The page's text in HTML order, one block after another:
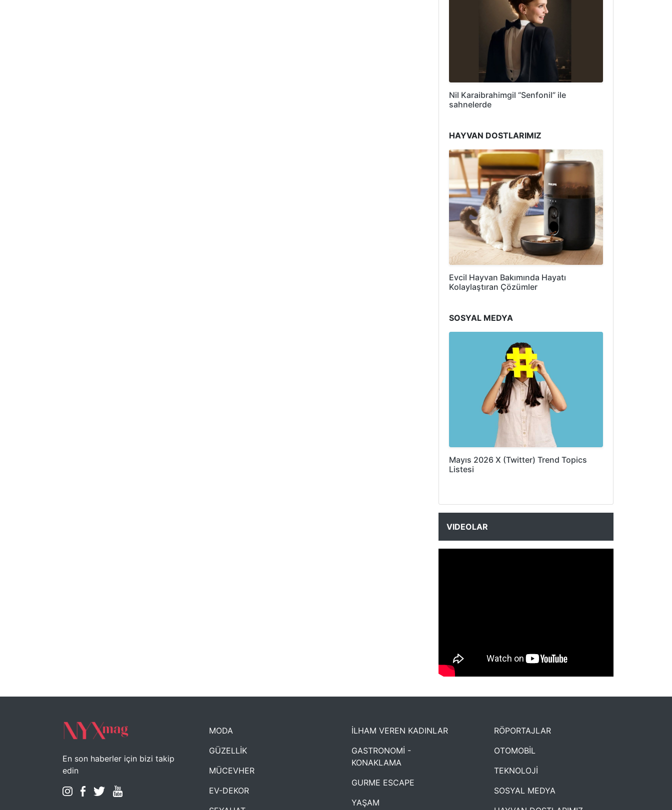
Nil Karaibrahimgil “Senfonil” ile
sahnelerde
HAYVAN DOSTLARIMIZ
Evcil Hayvan Bakımında Hayatı
Kolaylaştıran Çözümler
SOSYAL MEDYA
Mayıs 2026 X (Twitter) Trend Topics
Listesi
VIDEOLAR
NYXmag 2. Yaş Kutlama Etkinliği
En son haberler için bizi takip
edin
MODA
GÜZELLİK
MÜCEVHER
EV-DEKOR
İLHAM VEREN KADINLAR
GASTRONOMİ -
KONAKLAMA
GURME ESCAPE
YAŞAM
RÖPORTAJLAR
OTOMOBİL
TEKNOLOJİ
SOSYAL MEDYA